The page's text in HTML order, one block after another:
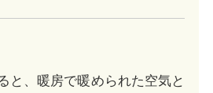
と、暖房で暖められた空気と